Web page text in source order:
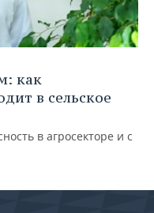
как
в сельское
в агросекторе и с